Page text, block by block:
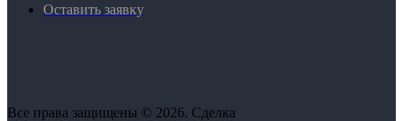
Оставить заявку
Все права защищены © 2026. Сделка